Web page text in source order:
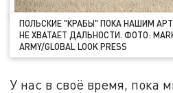
ПОЛЬСКИЕ "КРАБЫ" ПОКА НАШИМ
НЕ ХВАТАЕТ ДАЛЬНОСТИ. ФОТО:
ARMY/GLOBAL LOOK PRESS
У нас в своё время, пока